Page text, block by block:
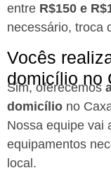
entre R$150 e
necessário, troca
Vocês
domicílio no
Sim, oferecemos
domicílio no
Nossa equipe vai
equipamentos
local.